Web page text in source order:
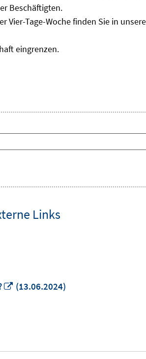
Beschäftigten.
Tage-Woche finden Sie in
eingrenzen.
Links
In
(13.06.2024)